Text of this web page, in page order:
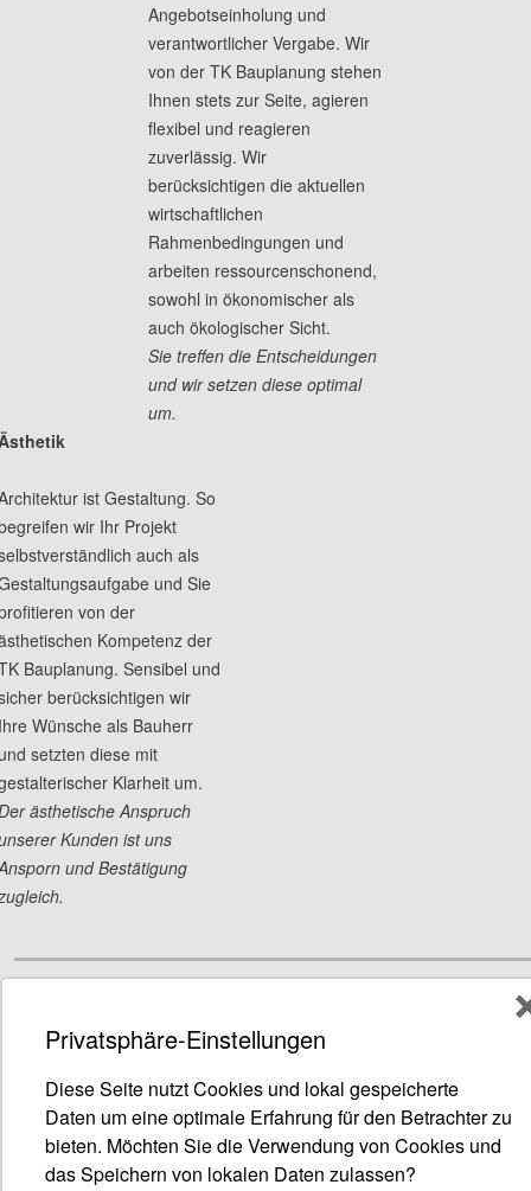
Privatsphäre-Einstellungen
Diese Seite nutzt Cookies und lokal gespeicherte
Daten um eine optimale Erfahrung für den Betrachter zu
bieten. Möchten Sie die Verwendung von Cookies und
das Speichern von lokalen Daten zulassen?
Angebotseinholung und
verantwortlicher Vergabe. Wir
von der TK Bauplanung stehen
Ihnen stets zur Seite, agieren
flexibel und reagieren
zuverlässig. Wir
berücksichtigen die aktuellen
wirtschaftlichen
Rahmenbedingungen und
arbeiten ressourcenschonend,
sowohl in ökonomischer als
auch ökologischer Sicht.
Sie treffen die Entscheidungen
und wir setzen diese optimal
um.
ist Gestaltung. So
wir Ihr Projekt
auch als
und Sie
von der
Kompetenz der
Bauplanung. Sensibel und
berücksichtigen wir
Wünsche als Bauherr
setzten diese mit
Klarheit um.
ästhetische Anspruch
Kunden ist uns
und Bestätigung
TK Bauplanung GmbH
Kontakt und Impressum|Datenschutz
© TK Bauplanung GmbH